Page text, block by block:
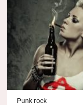
Punk rock